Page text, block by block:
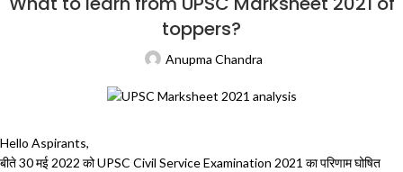
toppers?
Anupma Chandra
Hello Aspirants,
बीते 30 मई 2022 को UPSC Civil Service Examination 2021 का परिणाम घोषित